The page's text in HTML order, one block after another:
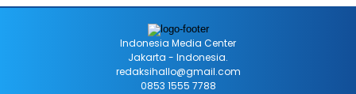
Indonesia Media Center
Jakarta - Indonesia.
redaksihallo@gmail.com
0853 1555 7788